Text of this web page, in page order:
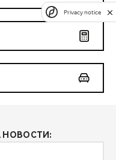
НОВОСТИ:
Privacy notice